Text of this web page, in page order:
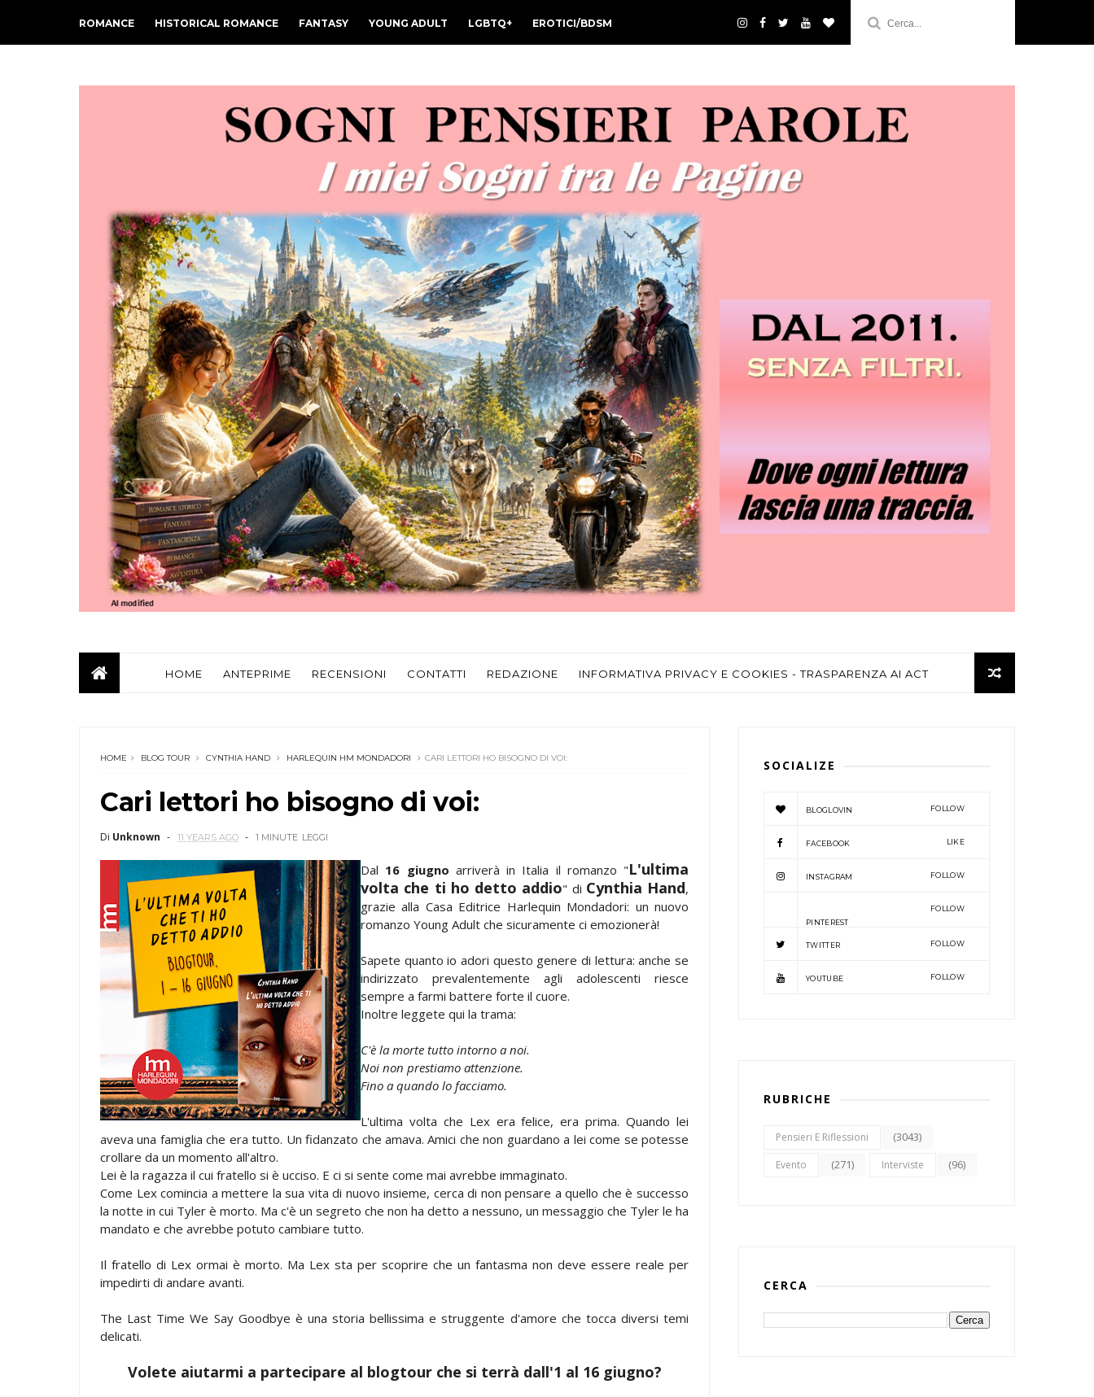
ROMANCE HISTORICAL ROMANCE FANTASY YOUNG ADULT LGBTQ+ EROTICI/BDSM
HOME ANTEPRIME RECENSIONI CONTATTI REDAZIONE INFORMATIVA PRIVACY E COOKIES - TRASPARENZA AI ACT
HOME BLOG TOUR CYNTHIA HAND HARLEQUIN HM MONDADORI CARI LETTORI HO BISOGNO DI VOI:
Cari lettori ho bisogno di voi:
Di Unknown 11 YEARS AGO 1 MINUTE LEGGI
Dal 16 giugno arriverà in Italia il romanzo "L'ultima
volta che ti ho detto addio" di Cynthia Hand,
grazie alla Casa Editrice Harlequin Mondadori: un nuovo
romanzo Young Adult che sicuramente ci emozionerà!
Sapete quanto io adori questo genere di lettura: anche se
indirizzato prevalentemente agli adolescenti riesce
sempre a farmi battere forte il cuore.
Inoltre leggete qui la trama:
C'è la morte tutto intorno a noi.
Noi non prestiamo attenzione.
Fino a quando lo facciamo.
L'ultima volta che Lex era felice, era prima. Quando lei
aveva una famiglia che era tutto. Un fidanzato che amava. Amici che non guardano a lei come se potesse
crollare da un momento all'altro.
Lei è la ragazza il cui fratello si è ucciso. E ci si sente come mai avrebbe immaginato.
Come Lex comincia a mettere la sua vita di nuovo insieme, cerca di non pensare a quello che è successo
la notte in cui Tyler è morto. Ma c'è un segreto che non ha detto a nessuno, un messaggio che Tyler le ha
mandato e che avrebbe potuto cambiare tutto.
Il fratello di Lex ormai è morto. Ma Lex sta per scoprire che un fantasma non deve essere reale per
impedirti di andare avanti.
The Last Time We Say Goodbye è una storia bellissima e struggente d'amore che tocca diversi temi
delicati.
Volete aiutarmi a partecipare al blogtour che si terrà dall'1 al 16 giugno?
SOCIALIZE
BLOGLOVIN FOLLOW
FACEBOOK LIKE
INSTAGRAM FOLLOW
PINTEREST
FOLLOW
TWITTER FOLLOW
YOUTUBE FOLLOW
RUBRICHE
Pensieri E Riflessioni (3043)
Evento (271) Interviste (96)
CERCA